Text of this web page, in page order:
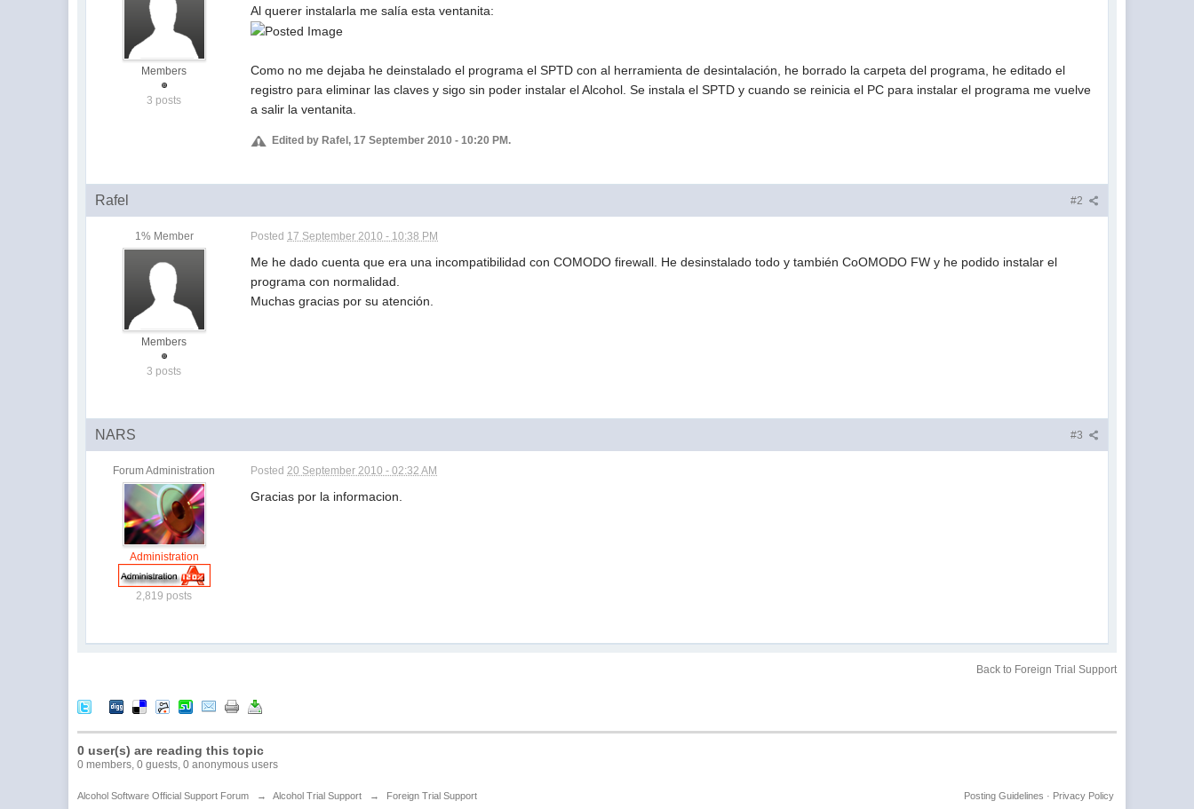
Members
3 posts
Al querer instalarla me salía esta ventanita:
Como no me dejaba he deinstalado el programa el SPTD con al herramienta de desintalación, he borrado la carpeta del programa, he editado el
registro para eliminar las claves y sigo sin poder instalar el Alcohol. Se instala el SPTD y cuando se reinicia el PC para instalar el programa me vuelve
a salir la ventanita.
Edited by Rafel, 17 September 2010 - 10:20 PM.
#2
Rafel
1% Member
Members
3 posts
Posted 17 September 2010 - 10:38 PM
Me he dado cuenta que era una incompatibilidad con COMODO firewall. He desinstalado todo y también CoOMODO FW y he podido instalar el
programa con normalidad.
Muchas gracias por su atención.
#3
NARS
Forum Administration
Administration
2,819 posts
Posted20 September 2010 - 02:32 AM
Gracias por la informacion.
Back to Foreign Trial Support
0 user(s) are reading this topic
0 members, 0 guests, 0 anonymous users
Alcohol Software Official Support Forum → Alcohol Trial Support → Foreign Trial Support Privacy Policy
Posting Guidelines ·